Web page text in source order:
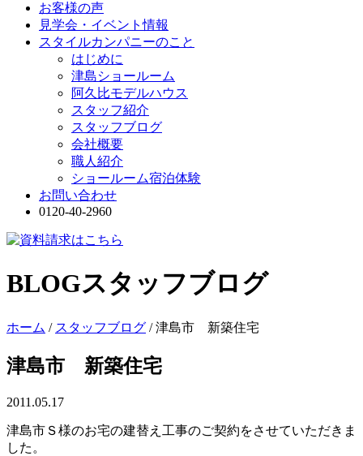
お客様の声
見学会・イベント情報
スタイルカンパニーのこと
はじめに
津島ショールーム
阿久比モデルハウス
スタッフ紹介
スタッフブログ
会社概要
職人紹介
ショールーム宿泊体験
お問い合わせ
0120-40-2960
BLOGスタッフブログ
ホーム / スタッフブログ /津島市 新築住宅
津島市 新築住宅
2011.05.17
津島市Ｓ様のお宅の建替え工事のご契約をさせていただきま
した。